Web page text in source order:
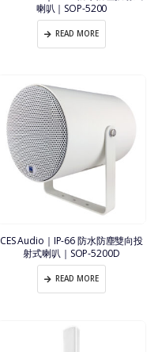
喇叭｜SOP-5200
READ MORE
CES Audio｜IP-66 防水防塵雙向投
射式喇叭｜SOP-5200D
READ MORE